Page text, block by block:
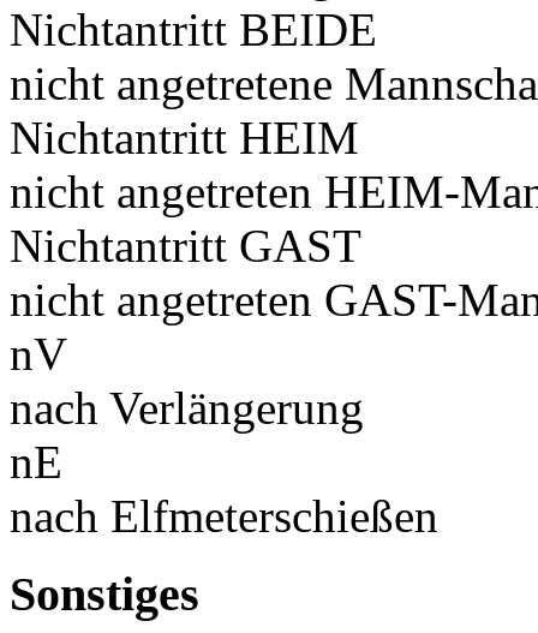
Nichtantritt BEIDE
nicht angetretene
Nichtantritt HEIM
nicht angetreten HEIM-
Nichtantritt GAST
nicht angetreten GAST-
nV
nach Verlängerung
nE
nach Elfmeterschießen
Sonstiges